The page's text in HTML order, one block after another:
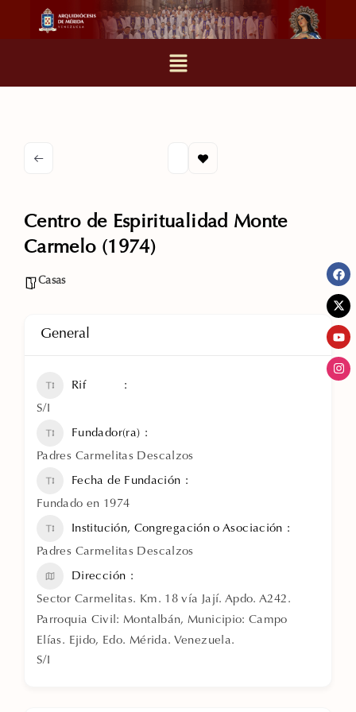
Centro de Espiritualidad Monte
Carmelo (1974)
Casas
General
Rif
S/I
Fundador(ra)
Padres Carmelitas Descalzos
Fecha de Fundación
Fundado en 1974
Institución, Congregación o Asociación
Padres Carmelitas Descalzos
Dirección
Sector Carmelitas. Km. 18 vía Jají. Apdo. A242.
Parroquia Civil: Montalbán, Municipio: Campo
Elías. Ejido, Edo. Mérida. Venezuela.
S/I